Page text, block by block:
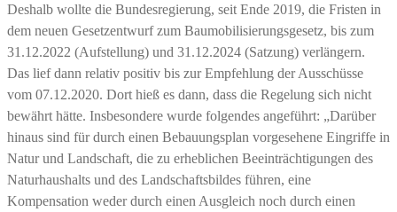
Deshalb wollte die Bundesregierung, seit Ende 2019, die Fristen in
dem neuen Gesetzentwurf zum Baumobilisierungsgesetz, bis zum
31.12.2022 (Aufstellung) und 31.12.2024 (Satzung) verlängern.
Das lief dann relativ positiv bis zur Empfehlung der Ausschüsse
vom 07.12.2020. Dort hieß es dann, dass die Regelung sich nicht
bewährt hätte. Insbesondere wurde folgendes angeführt: „Darüber
hinaus sind für durch einen Bebauungsplan vorgesehene Eingriffe in
Natur und Landschaft, die zu erheblichen Beeinträchtigungen des
Naturhaushalts und des Landschaftsbildes führen, eine
Kompensation weder durch einen Ausgleich noch durch einen